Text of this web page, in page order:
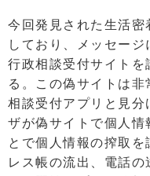
今回発見された生活
しており、メッセージ
行政相談受付サイト
る。この偽サイトは
相談受付アプリと見
ザが偽サイトで個人
とで個人情報の搾取
レス帳の流出、電話